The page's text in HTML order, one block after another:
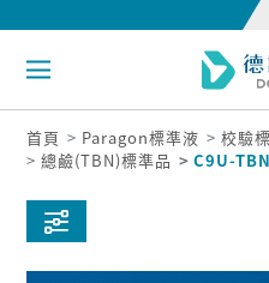
首頁 Paragon標準液
校驗
總鹼(TBN)標準品
C9U-